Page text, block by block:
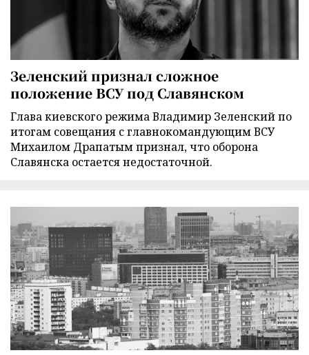
Зеленский признал сложное
положение ВСУ под Славянском
Глава киевского режима Владимир Зеленский по
итогам совещания с главнокомандующим ВСУ
Михаилом Драпатым признал, что оборона
Славянска остается недостаточной.